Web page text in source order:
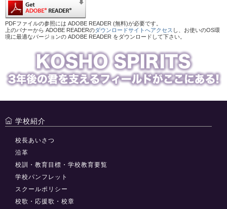
PDFファイルの参照には ADOBE READER (無料)が必要です。
上のバナーから ADOBE READERのダウンロードサイトへアクセス し、お使いのOS環
境に最適なバージョンの ADOBE READER をダウンロードして下さい。
学校紹介
校長あいさつ
沿革
校訓・教育目標・学校教育要覧
学校パンフレット
スクールポリシー
校歌・応援歌・校章